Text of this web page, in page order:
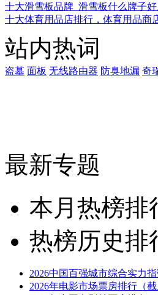
十大滑雪板品牌_滑雪板什么牌子好
十大体育用品店排行，体育用品商
站内热词
盗墓 面板 无线路由器 防臭地漏 奇
最新专题
本月热榜排
热榜历史排
2026中国百强城市综合实力
2026年电影市场票房排行（截